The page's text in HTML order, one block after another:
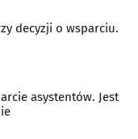
decyzji o wsparciu.
asystentów. Jest